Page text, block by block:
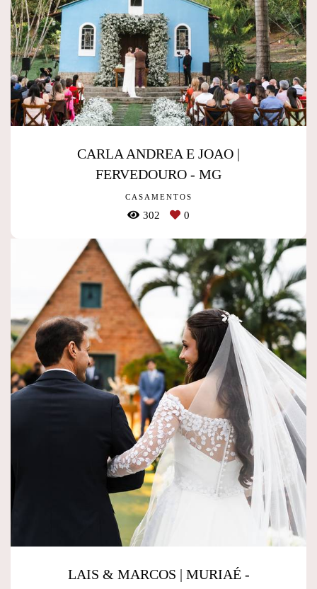
CARLA ANDREA E JOAO |
FERVEDOURO - MG
CASAMENTOS
302 0
LAIS & MARCOS | MURIAÉ -